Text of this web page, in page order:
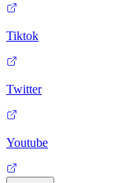
Tiktok
Twitter
Youtube